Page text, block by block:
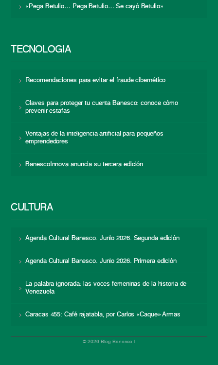
«Pega Betulio… Pega Betulio… Se cayó Betulio»
TECNOLOGÍA
Recomendaciones para evitar el fraude cibernético
Claves para proteger tu cuenta Banesco: conoce cómo
prevenir estafas
Ventajas de la inteligencia artificial para pequeños
emprendedores
BanescoInnova anuncia su tercera edición
CULTURA
Agenda Cultural Banesco. Junio 2026. Segunda edición
Agenda Cultural Banesco. Junio 2026. Primera edición
La palabra ignorada: las voces femeninas de la historia de
Venezuela
Caracas 455: Café rajatabla, por Carlos «Caque» Armas
© 2026 Blog Banesco |